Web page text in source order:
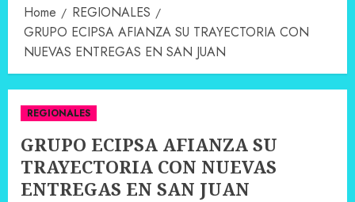
Home
REGIONALES
GRUPO ECIPSA AFIANZA SU TRAYECTORIA CON
NUEVAS ENTREGAS EN SAN JUAN
REGIONALES
GRUPO ECIPSA AFIANZA SU
TRAYECTORIA CON NUEVAS
ENTREGAS EN SAN JUAN